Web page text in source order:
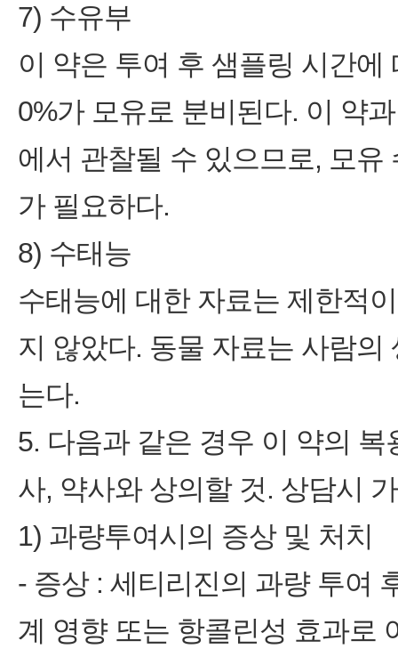
7) 수유부
이 약은 투여 후 샘플링 시간
0%가 모유로 분비된다. 이 약
에서 관찰될 수 있으므로, 모
가 필요하다.
8) 수태능
수태능에 대한 자료는 제한적
지 않았다. 동물 자료는 사람
는다.
5. 다음과 같은 경우 이 약의
사, 약사와 상의할 것. 상담시
1) 과량투여시의 증상 및 처치
- 증상 : 세티리진의 과량 투여
계 영향 또는 항콜린성 효과로